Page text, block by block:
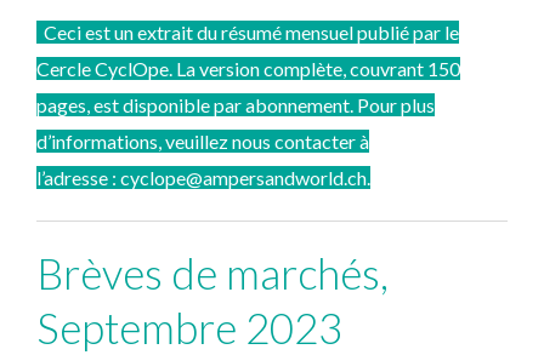
Ceci est un extrait du résumé mensuel publié par le
Cercle CyclOpe. La version complète, couvrant 150
pages, est disponible par abonnement. Pour plus
d’informations, veuillez nous contacter à
l’adresse : cyclope@ampersandworld.ch.
Brèves de marchés,
Septembre 2023